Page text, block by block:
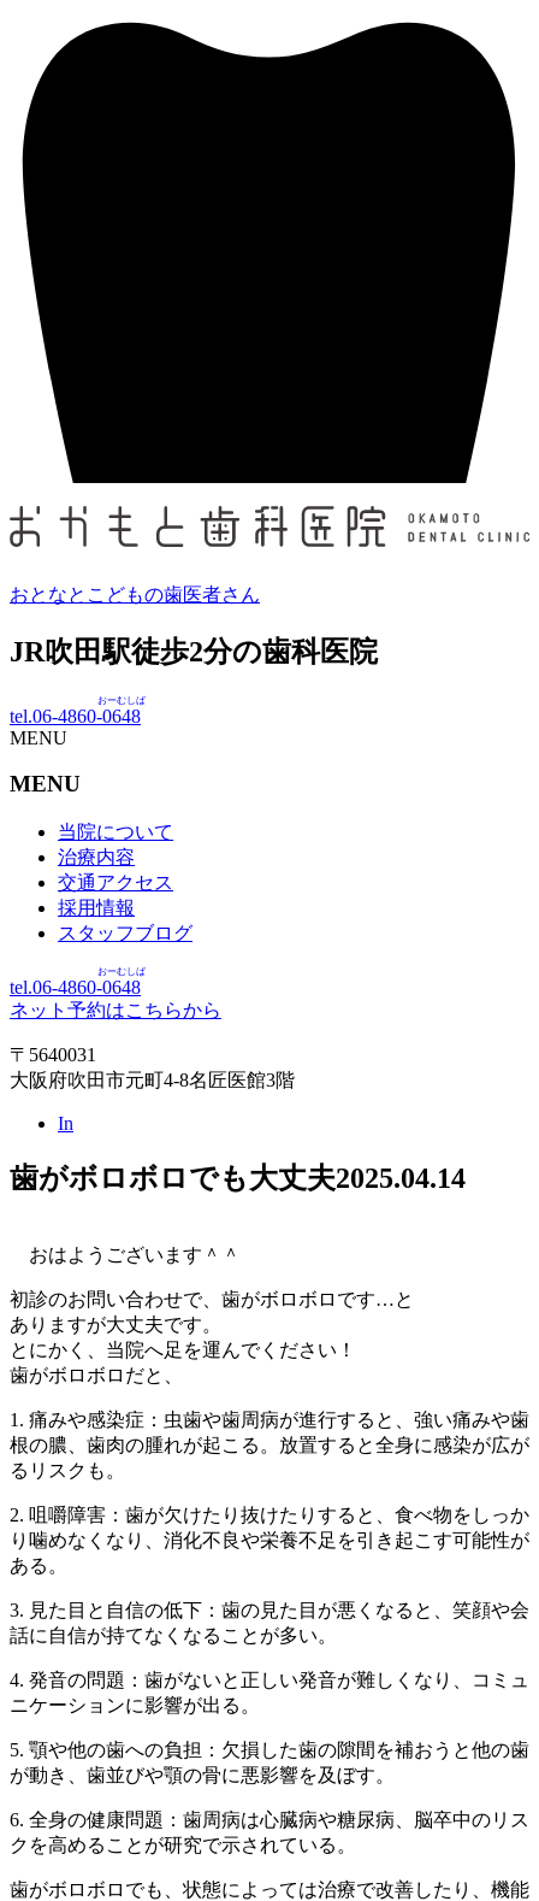
おとなとこどもの歯医者さん
JR吹田駅徒歩2分の歯科医院
tel.06-4860-0648
おーむしば
MENU
MENU
当院について
治療内容
交通アクセス
採用情報
スタッフブログ
tel.06-4860-0648
おーむしば
ネット予約はこちらから
〒5640031
大阪府吹田市元町4-8名匠医館3階
In
歯がボロボロでも大丈夫2025.04.14
おはようございます＾＾
初診のお問い合わせで、歯がボロボロです…と
ありますが大丈夫です。
とにかく、当院へ足を運んでください！
歯がボロボロだと、
1. 痛みや感染症：虫歯や歯周病が進行すると、強い痛みや歯
根の膿、歯肉の腫れが起こる。放置すると全身に感染が広が
るリスクも。
2. 咀嚼障害：歯が欠けたり抜けたりすると、食べ物をしっか
り噛めなくなり、消化不良や栄養不足を引き起こす可能性が
ある。
3. 見た目と自信の低下：歯の見た目が悪くなると、笑顔や会
話に自信が持てなくなることが多い。
4. 発音の問題：歯がないと正しい発音が難しくなり、コミュ
ニケーションに影響が出る。
5. 顎や他の歯への負担：欠損した歯の隙間を補おうと他の歯
が動き、歯並びや顎の骨に悪影響を及ぼす。
6. 全身の健康問題：歯周病は心臓病や糖尿病、脳卒中のリス
クを高めることが研究で示されている。
歯がボロボロでも、状態によっては治療で改善したり、機能